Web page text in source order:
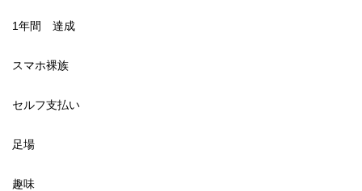
1年間 達成
スマホ裸族
セルフ支払い
足場
趣味